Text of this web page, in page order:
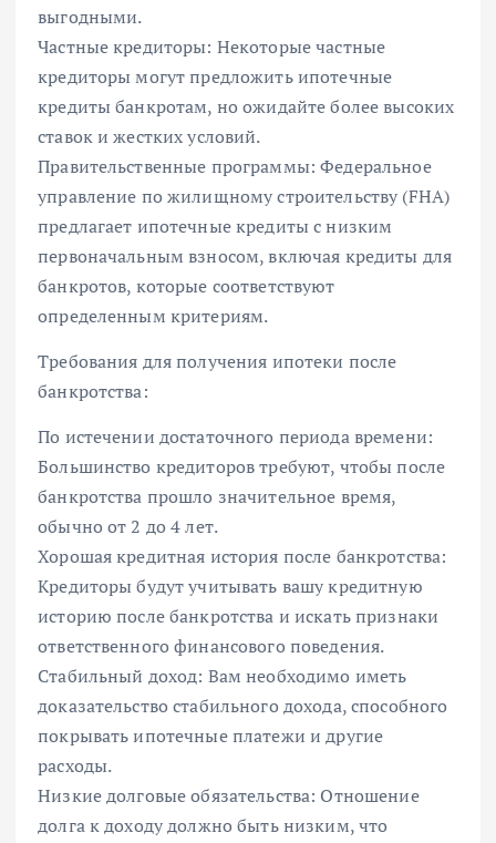
выгодными.
Частные кредиторы: Некоторые частные
кредиторы могут предложить ипотечные
кредиты банкротам, но ожидайте более высоких
ставок и жестких условий.
Правительственные программы: Федеральное
управление по жилищному строительству (FHA)
предлагает ипотечные кредиты с низким
первоначальным взносом, включая кредиты для
банкротов, которые соответствуют
определенным критериям.
Требования для получения ипотеки после
банкротства:
По истечении достаточного периода времени:
Большинство кредиторов требуют, чтобы после
банкротства прошло значительное время,
обычно от 2 до 4 лет.
Хорошая кредитная история после банкротства:
Кредиторы будут учитывать вашу кредитную
историю после банкротства и искать признаки
ответственного финансового поведения.
Стабильный доход: Вам необходимо иметь
доказательство стабильного дохода, способного
покрывать ипотечные платежи и другие
расходы.
Низкие долговые обязательства: Отношение
долга к доходу должно быть низким, что